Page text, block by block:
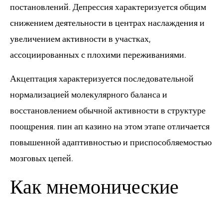
постановлений. Депрессия характеризуется общим
снижением деятельности в центрах наслаждения и
увеличением активности в участках,
ассоциированных с плохими переживаниями.
Акцептация характеризуется последовательной
нормализацией молекулярного баланса и
восстановлением обычной активности в структуре
поощрения. пин ап казино на этом этапе отличается
повышенной адаптивностью и приспособляемостью
мозговых цепей.
Как мнемонические